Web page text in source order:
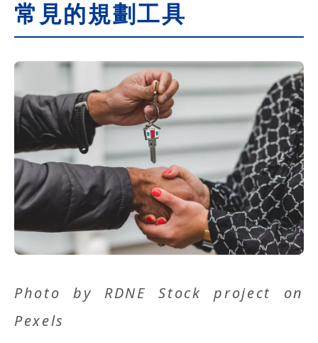
常見的規劃工具
Photo by RDNE Stock project on
Pexels